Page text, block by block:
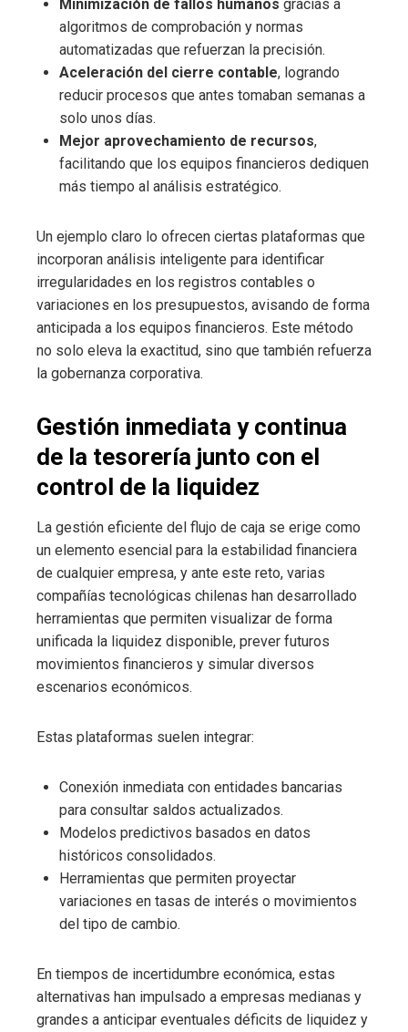
Minimización de fallos humanos gracias a
algoritmos de comprobación y normas
automatizadas que refuerzan la precisión.
Aceleración del cierre contable, logrando
reducir procesos que antes tomaban semanas a
solo unos días.
Mejor aprovechamiento de recursos,
facilitando que los equipos financieros dediquen
más tiempo al análisis estratégico.
Un ejemplo claro lo ofrecen ciertas plataformas que
incorporan análisis inteligente para identificar
irregularidades en los registros contables o
variaciones en los presupuestos, avisando de forma
anticipada a los equipos financieros. Este método
no solo eleva la exactitud, sino que también refuerza
la gobernanza corporativa.
Gestión inmediata y continua
de la tesorería junto con el
control de la liquidez
La gestión eficiente del flujo de caja se erige como
un elemento esencial para la estabilidad financiera
de cualquier empresa, y ante este reto, varias
compañías tecnológicas chilenas han desarrollado
herramientas que permiten visualizar de forma
unificada la liquidez disponible, prever futuros
movimientos financieros y simular diversos
escenarios económicos.
Estas plataformas suelen integrar:
Conexión inmediata con entidades bancarias
para consultar saldos actualizados.
Modelos predictivos basados en datos
históricos consolidados.
Herramientas que permiten proyectar
variaciones en tasas de interés o movimientos
del tipo de cambio.
En tiempos de incertidumbre económica, estas
alternativas han impulsado a empresas medianas y
grandes a anticipar eventuales déficits de liquidez y